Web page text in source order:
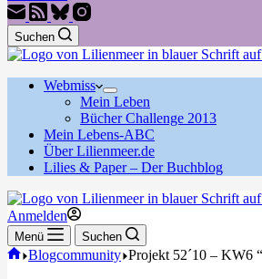
Suchen
Webmiss
Mein Leben
Bücher Challenge 2013
Mein Lebens-ABC
Über Lilienmeer.de
Lilies & Paper – Der Buchblog
Anmelden
Menü Suchen
Start
Blogcommunity Projekt 52´10 – KW6